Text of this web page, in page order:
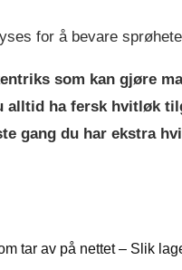
for å bevare
som kan gjøre
alltid ha fersk hvitløk
gang du har ekstra
tar av på nettet – Slik